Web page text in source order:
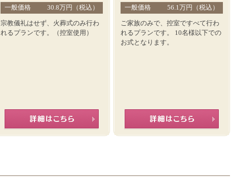
一般価格 30.8万円（税込）
宗教儀礼はせず、火葬式のみ行わ
れるプランです。（控室使用）
一般価格 56.1万円（税込）
ご家族のみで、控室ですべて行わ
れるプランです。 10名様以下での
お式となります。